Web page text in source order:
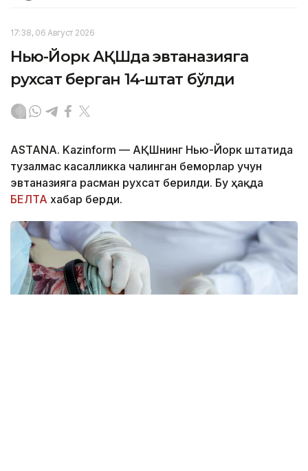
17:38, 06 Август 2026
Нью-Йорк АҚШда эвтаназияга
рухсат берган 14-штат бўлди
ASTANA. Kazinform — АҚШнинг Нью-Йорк штатида
тузалмас касалликка чалинган беморлар учун
эвтаназияга расман рухсат берилди. Бу ҳақда
БЕЛТА хабар берди.